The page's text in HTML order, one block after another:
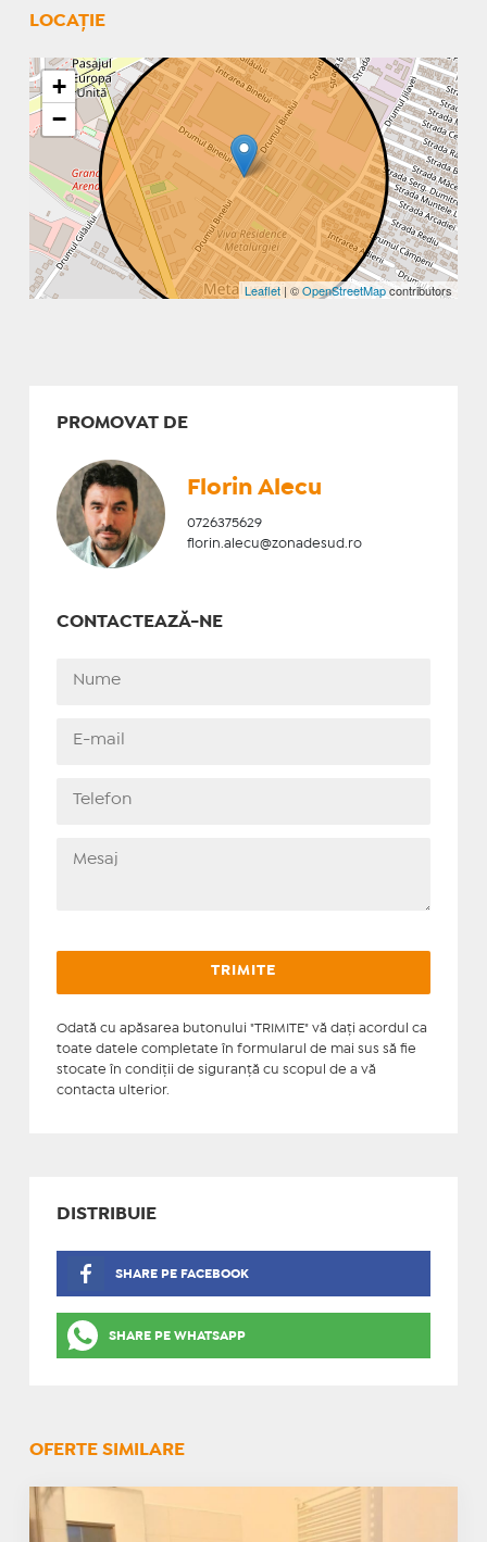
LOCAȚIE
+
−
Leaflet | ©OpenStreetMapcontributors
PROMOVAT DE
Florin Alecu
0726375629
florin.alecu@zonadesud.ro
CONTACTEAZĂ-NE
Odată cu apăsarea butonului "TRIMITE" vă daţi acordul ca
toate datele completate în formularul de mai sus să fie
stocate în condiţii de siguranţă cu scopul de a vă
contacta ulterior.
DISTRIBUIE
SHARE PE FACEBOOK
SHARE PE WHATSAPP
OFERTE SIMILARE